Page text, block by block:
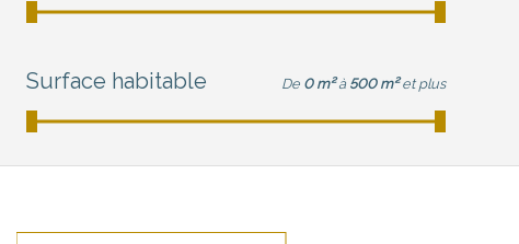
Surface habitable De 0 m² à 500 m² et plus